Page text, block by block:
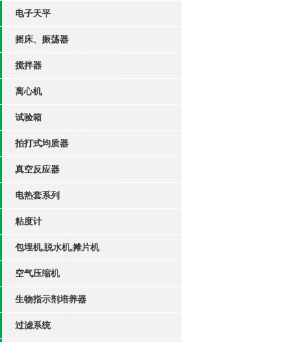
电子天平
摇床、振荡器
搅拌器
离心机
试验箱
拍打式均质器
真空反应器
电热套系列
粘度计
包埋机,脱水机,摊片机
空气压缩机
生物指示剂培养器
过滤系统